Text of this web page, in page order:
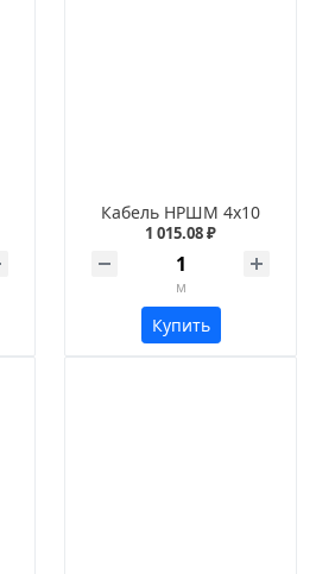
Кабель НРШМ 4х10
1 015.08 ₽
м
Купить